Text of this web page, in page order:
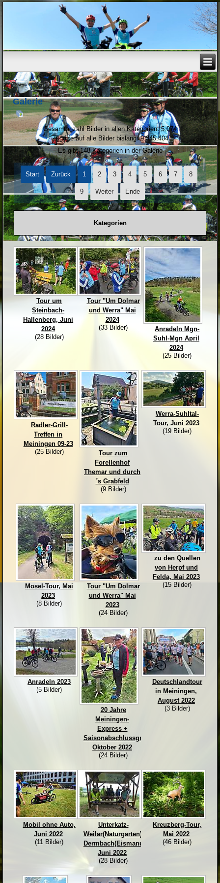
Galerie
Gesamtanzahl Bilder in allen Kategorien: 5.074
Zugriffe auf alle Bilder bislang: 9.345.404
Es gibt 148 Kategorien in der Galerie
Start Zurück 1 2 3 4 5 6 7 8
9 Weiter Ende
Kategorien
Tour um
Steinbach-
Hallenberg, Juni
2024
(28 Bilder)
Tour "Um Dolmar
und Werra" Mai
2024
(33 Bilder)
Anradeln Mgn-
Suhl-Mgn April
2024
(25 Bilder)
Radler-Grill-
Treffen in
Meiningen 09-23
(25 Bilder)
Tour zum
Forellenhof
Themar und durch
´s Grabfeld
(9 Bilder)
Werra-Suhltal-
Tour, Juni 2023
(19 Bilder)
Mosel-Tour, Mai
2023
(8 Bilder)
Tour "Um Dolmar
und Werra" Mai
2023
(24 Bilder)
zu den Quellen
von Herpf und
Felda, Mai 2023
(15 Bilder)
Anradeln 2023
(5 Bilder)
20 Jahre
Meiningen-
Express +
Saisonabschlussgrillen,
Oktober 2022
(24 Bilder)
Deutschlandtour
in Meiningen,
August 2022
(3 Bilder)
Mobil ohne Auto,
Juni 2022
(11 Bilder)
Unterkatz-
Weilar(Naturgarten)-
Dermbach(Eismanufaktur),
Juni 2022
(28 Bilder)
Kreuzberg-Tour,
Mai 2022
(46 Bilder)